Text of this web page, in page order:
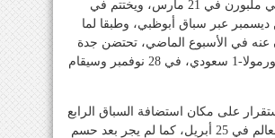
الأسترالي في ملبورن في 21 مارس، ويختتم في
عبر سباق أبوظبي، وطبقا لما
عنه في الأسبوع الماضي، تحتضن جدة
أول سباق فورمولا-1 سعودي، في 28 نوفمبر وسيقام
على مكان استضافة السباق الرابع
في بطولة العالم في 25 أبريل، كما لم يجر بعد حسم